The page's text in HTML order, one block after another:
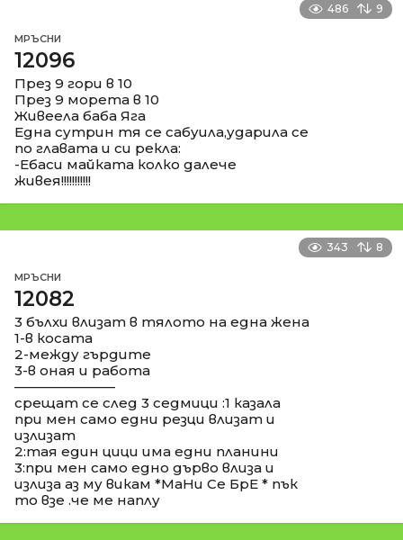
486 9
МРЪСНИ
12096
През 9 гори в 10
През 9 морета в 10
Живеела баба Яга
Една сутрин тя се сабуила,ударила се
по главата и си рекла:
-Ебаси майката колко далече
живея!!!!!!!!!!!
343 8
МРЪСНИ
12082
3 бълхи влизат в тялото на една жена
1-в косата
2-между гърдите
3-в оная и работа
––––––––––––––
срещат се след 3 седмици :1 казала
при мен само едни резци влизат и
излизат
2:тая един цици има едни планини
3:при мен само едно дърво влиза и
излиза аз му викам *МаНи Се БрЕ * пък
то взе .че ме наплу